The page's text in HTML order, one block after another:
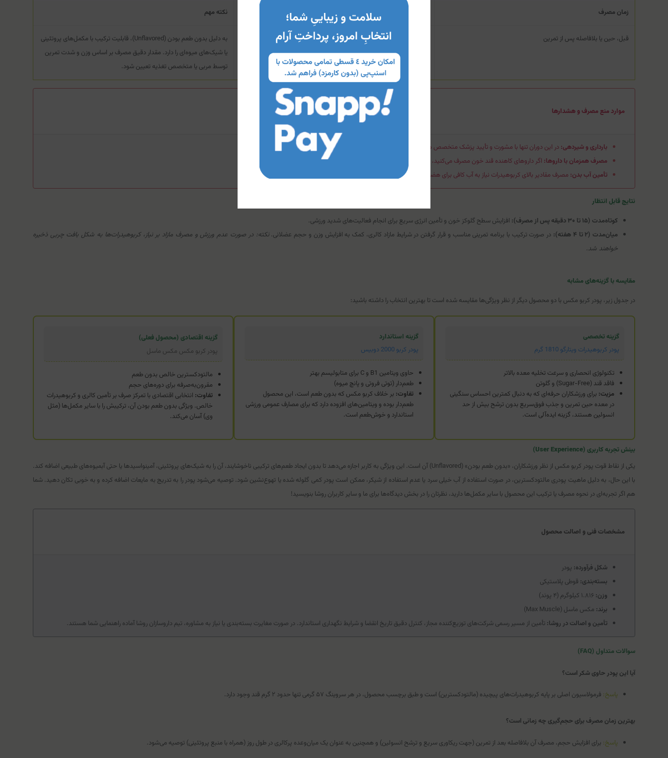
زمان مصرف نکته مهم
قبل، حین یا بلافاصله پس از تمرین
یک پیمانه (حدود ۵۷ گرم) از پودر را در آب یا نوشیدنی دلخواه مخلوط کرده و
میل نمایید.
به دلیل بدون طعم بودن (Unflavored)، قابلیت ترکیب با مکمل‌های پروتئینی
یا شیک‌های میوه‌ای را دارد. مقدار دقیق مصرف بر اساس وزن و شدت تمرین
توسط مربی یا متخصص تغذیه تعیین شود.
موارد منع مصرف و هشدارها
بارداری و شیردهی:در این دوران تنها با مشورت و تأیید پزشک متخصص مجاز به مصرف هستید.
مصرف همزمان با داروها: اگر داروهای کاهنده قند خون مصرف می‌کنید، این مکمل تداخل جدی ایجاد می‌کند.
تأمین آب بدن: مصرف مقادیر بالای کربوهیدرات نیاز به آب کافی برای هضم و انتقال دارد؛ بنابراین در طول روز آب فراوان بنوشید.
نتایج قابل انتظار
کوتاه‌مدت (۱۵ تا ۳۰ دقیقه پس از مصرف):
افزایش سطح گلوکز خون و تأمین انرژی سریع برای انجام فعالیت‌های شدید ورزشی.
میان‌مدت (۲ تا ۴ هفته):
در صورت ترکیب با برنامه تمرینی مناسب و قرار گرفتن در شرایط مازاد کالری، کمک به افزایش وزن و حجم عضلانی.نکته: در صورت عدم ورزش و مصرف مازاد بر نیاز، کربوهیدرات‌ها به شکل بافت چربی ذخیره
خواهند شد.
مقایسه با گزینه‌های مشابه
در جدول زیر، پودر کربو مکس با دو محصول دیگر از نظر ویژگی‌ها مقایسه شده است تا بهترین انتخاب را داشته باشید:
گزینه تخصصی
پودر کربوهیدرات ویتارگو 1810 گرم
تکنولوژی انحصاری و سرعت تخلیه معده بالاتر
فاقد قند (Sugar-Free) و گلوتن
مزیت: برای ورزشکاران حرفه‌ای که به دنبال کمترین احساس سنگینی
در معده حین تمرین و جذب فوق‌سریع بدون ترشح بیش از حد
انسولین هستند، گزینه ایده‌آلی است.
گزینه استاندارد
پودر کربو 2000 دوبیس
حاوی ویتامین B1 و C برای متابولیسم بهتر
طعم‌دار (توتی فروتی و پانچ میوه)
تفاوت: بر خلاف کربو مکس که بدون طعم است، این محصول
طعم‌دار بوده و ویتامین‌های افزوده دارد که برای مصارف عمومی ورزشی
استاندارد و خوش‌طعم است.
گزینه اقتصادی (محصول فعلی)
پودر کربو مکس مکس ماسل
مالتودکسترین خالص بدون طعم
مقرون‌به‌صرفه برای دوره‌های حجم
تفاوت: انتخابی اقتصادی با تمرکز صرف بر تأمین کالری و کربوهیدرات
خالص. ویژگی بدون طعم بودن آن، ترکیبش را با سایر مکمل‌ها (مثل
وی) آسان می‌کند.
بینش تجربه کاربری (User Experience)
یکی از نقاط قوت پودر کربو مکس از نظر ورزشکاران، «بدون طعم بودن» (Unflavored) آن است. این ویژگی به کاربر اجازه می‌دهد تا بدون ایجاد طعم‌های ترکیبی ناخوشایند، آن را به شیک‌های پروتئینی، آمینواسیدها یا حتی آبمیوه‌های طبیعی اضافه کند.
با این حال، به دلیل ماهیت پودری مالتودکسترین، در صورت استفاده از آب خیلی سرد یا عدم استفاده از شیکر، ممکن است پودر کمی گلوله شده یا تهوع‌نشین شود. توصیه می‌شود پودر را به تدریج به مایعات اضافه کرده و به خوبی تکان دهید. شما
هم اگر تجربه‌ای در نحوه مصرف یا ترکیب این محصول با سایر مکمل‌ها دارید، نظرتان را در بخش دیدگاه‌ها برای ما و سایر کاربران روشا بنویسید!
مشخصات فنی و اصالت محصول
شکل فرآورده: پودر
بسته‌بندی: قوطی پلاستیکی
وزن:
برند: مکس ماسل (Max Muscle)
تأمین و اصالت در روشا:تأمین از مسیر رسمی شرکت‌های توزیع‌کننده مجاز، کنترل دقیق تاریخ انقضا و شرایط نگهداری استاندارد. در صورت مغایرت بسته‌بندی یا نیاز به مشاوره، تیم داروسازان روشا آماده راهنمایی شما هستند.
سوالات متداول (FAQ)
آیا این پودر حاوی شکر است؟
پاسخ: فرمولاسیون اصلی بر پایه کربوهیدرات‌های پیچیده (مالتودکسترین) است و طبق برچسب محصول، در هر سروینگ ۵۷ گرمی تنها حدود ۲ گرم قند وجود دارد.
بهترین زمان مصرف برای حجم‌گیری چه زمانی است؟
پاسخ: برای افزایش حجم، مصرف آن بلافاصله بعد از تمرین (جهت ریکاوری سریع و ترشح انسولین) و همچنین به عنوان یک میان‌وعده پرکالری در طول روز (همراه با منبع پروتئینی) توصیه می‌شود.